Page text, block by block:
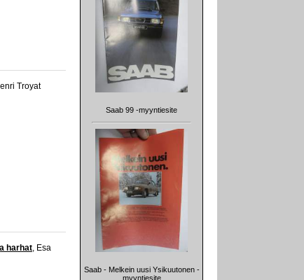
Troyat
harhat, Esa
Saab 99 -myyntiesite
Saab - Melkein uusi Ysikuutonen -
myyntiesite